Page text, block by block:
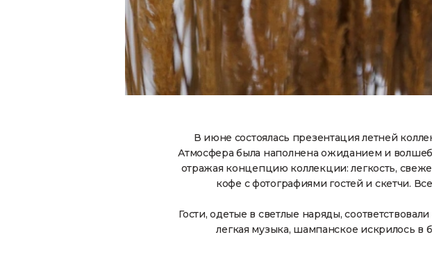
В июне состоялась презентация летней
Атмосфера была наполнена ожиданием и
отражая концепцию коллекции: легкость,
кофе с фотографиями гостей и скетчи.
Гости, одетые в светлые наряды,
легкая музыка, шампанское искрилось в